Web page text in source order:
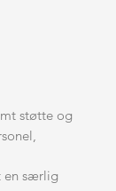
støtte og
en særlig